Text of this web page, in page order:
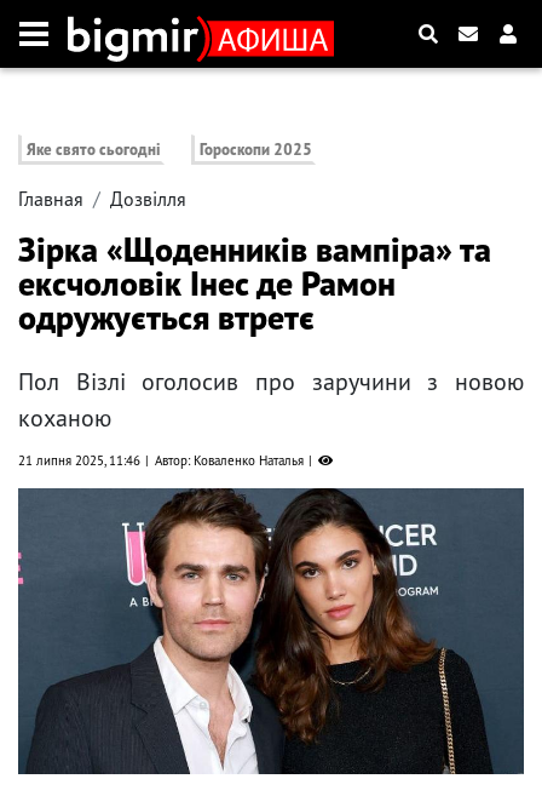
Яке свято сьогодні Гороскопи 2025
Главная Дозвілля
Зірка «Щоденників вампіра» та
ексчоловік Інес де Рамон
одружується втретє
Пол Візлі оголосив про заручини з новою
коханою
21 липня 2025, 11:46 Автор: Коваленко Наталья